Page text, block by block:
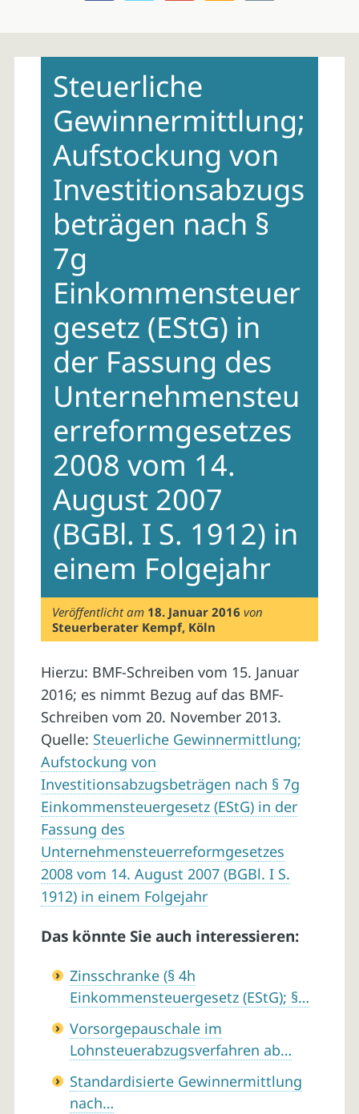
contentSteuerliche
Gewinnermittlung;
Aufstockung von
Investitionsabzugs
beträgen nach §
7g
Einkommensteuer
gesetz (EStG) in
der Fassung des
Unternehmensteu
erreformgesetzes
2008 vom 14.
August 2007
(BGBl. I S. 1912) in
einem Folgejahr
Veröffentlicht am 18. Januar 2016 von
Steuerberater Kempf, Köln
Hierzu: BMF-Schreiben vom 15. Januar
2016; es nimmt Bezug auf das BMF-
Schreiben vom 20. November 2013.
Quelle: Steuerliche Gewinnermittlung;
Aufstockung von
Investitionsabzugsbeträgen nach § 7g
Einkommensteuergesetz (EStG) in der
Fassung des
Unternehmensteuerreformgesetzes
2008 vom 14. August 2007 (BGBl. I S.
1912) in einem Folgejahr
Das könnte Sie auch interessieren:
Zinsschranke (§ 4h
Einkommensteuergesetz (EStG); §…
Vorsorgepauschale im
Lohnsteuerabzugsverfahren ab…
Standardisierte Gewinnermittlung
nach…